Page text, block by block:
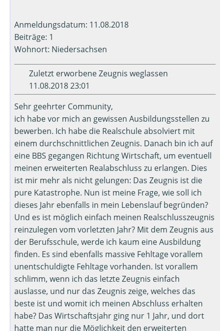
Anmeldungsdatum: 11.08.2018
Beiträge: 1
Wohnort: Niedersachsen
Zuletzt erworbene Zeugnis weglassen
11.08.2018 23:01
Sehr geehrter Community,
ich habe vor mich an gewissen Ausbildungsstellen zu
bewerben. Ich habe die Realschule absolviert mit
einem durchschnittlichen Zeugnis. Danach bin ich auf
eine BBS gegangen Richtung Wirtschaft, um eventuell
meinen erweiterten Realabschluss zu erlangen. Dies
ist mir mehr als nicht gelungen: Das Zeugnis ist die
pure Katastrophe. Nun ist meine Frage, wie soll ich
dieses Jahr ebenfalls in mein Lebenslauf begründen?
Und es ist möglich einfach meinen Realschlusszeugnis
reinzulegen vom vorletzten Jahr? Mit dem Zeugnis aus
der Berufsschule, werde ich kaum eine Ausbildung
finden. Es sind ebenfalls massive Fehltage vorallem
unentschuldigte Fehltage vorhanden. Ist vorallem
schlimm, wenn ich das letzte Zeugnis einfach
auslasse, und nur das Zeugnis zeige, welches das
beste ist und womit ich meinen Abschluss erhalten
habe? Das Wirtschaftsjahr ging nur 1 Jahr, und dort
hatte man nur die Möglichkeit den erweiterten